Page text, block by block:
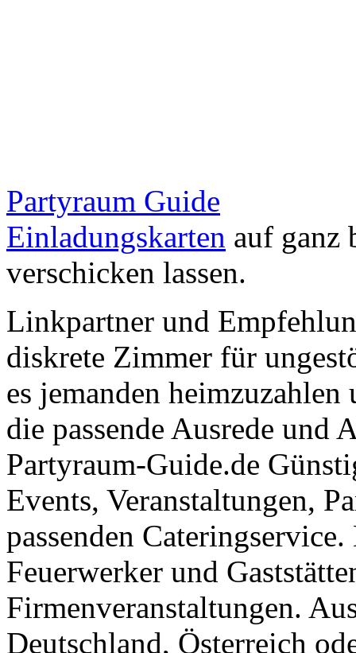
Partyraum Guide
Einladungskarten auf ganz
verschicken lassen.
Linkpartner und
diskrete Zimmer für
es jemanden
die passende Ausrede und
Partyraum-Guide.de
Events, Veranstaltungen,
passenden
Feuerwerker und
Firmenveranstaltungen.
Deutschland, Österreich